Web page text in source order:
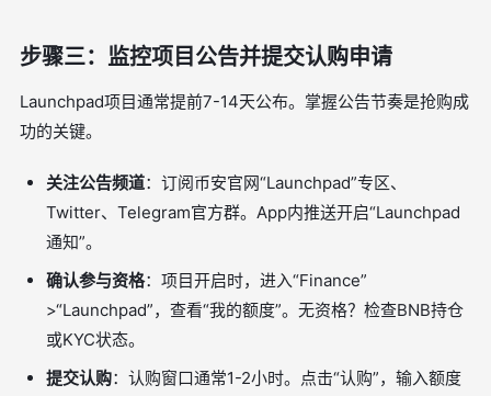
步骤三：监控项目公告并提交认购申请
Launchpad项目通常提前7-14天公布。掌握公告节奏是抢购成
功的关键。
关注公告频道：订阅币安官网“Launchpad”专区、
Twitter、Telegram官方群。App内推送开启“Launchpad
通知”。
确认参与资格：项目开启时，进入“Finance”
>“Launchpad”，查看“我的额度”。无资格？检查BNB持仓
或KYC状态。
提交认购：认购窗口通常1-2小时。点击“认购”，输入额度